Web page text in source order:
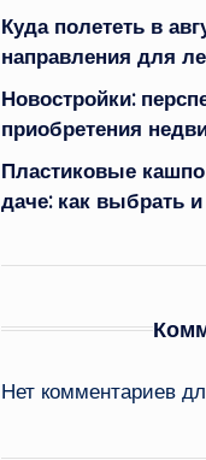
Куда полететь в
направления для
Новостройки:
приобретения
Пластиковые
даче: как выбрать
Нет комментариев